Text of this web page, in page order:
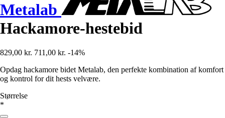
Metalab
Hackamore-hestebid
829,00 kr. 711,00 kr. -14%
Opdag hackamore bidet Metalab, den perfekte kombination af komfort
og kontrol for dit hests velvære.
Størrelse
*